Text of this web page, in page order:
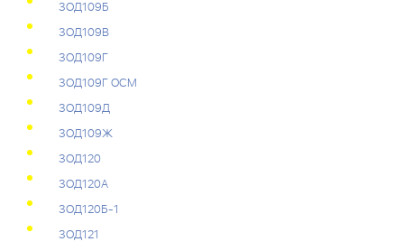
3ОД109Б
3ОД109В
3ОД109Г
3ОД109Г ОСМ
3ОД109Д
3ОД109Ж
3ОД120
3ОД120А
3ОД120Б-1
3ОД121